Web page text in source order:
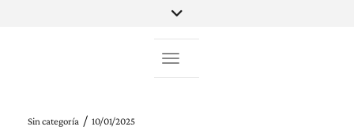
Toggle Navigation
Sin categoría / 10/01/2025